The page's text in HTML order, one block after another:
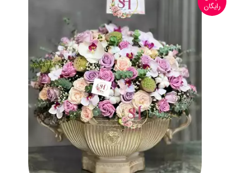
رایگان